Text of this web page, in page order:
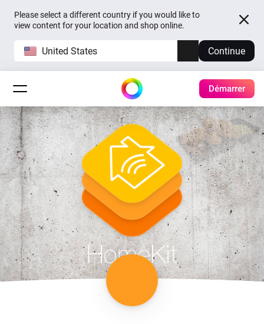
Please select a different country if you would like to
view content for your location and shop online.
United States Continue
Démarrer